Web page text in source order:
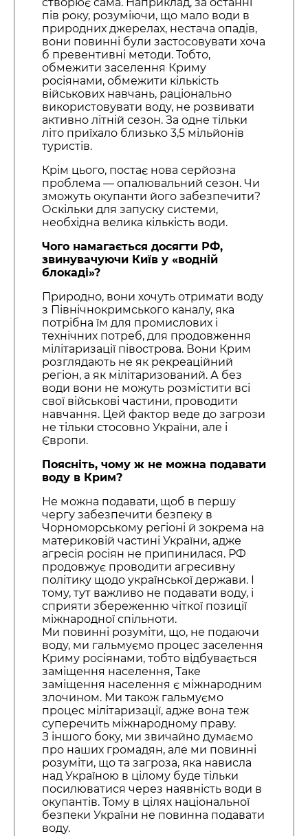
створює сама. Наприклад, за останні
пів року, розуміючи, що мало води в
природних джерелах, нестача опадів,
вони повинні були застосовувати хоча
б превентивні методи. Тобто,
обмежити заселення Криму
росіянами, обмежити кількість
військових навчань, раціонально
використовувати воду, не розвивати
активно літній сезон. За одне тільки
літо приїхало близько 3,5 мільйонів
туристів.
Крім цього, постає нова серйозна
проблема — опалювальний сезон. Чи
зможуть окупанти його забезпечити?
Оскільки для запуску системи,
необхідна велика кількість води.
Чого намагається досягти РФ,
звинувачуючи Київ у «водній
блокаді»?
Природно, вони хочуть отримати воду
з Північнокримського каналу, яка
потрібна їм для промислових і
технічних потреб, для продовження
мілітаризації півострова. Вони Крим
розглядають не як рекреаційний
регіон, а як мілітаризований. А без
води вони не можуть розмістити всі
свої військові частини, проводити
навчання. Цей фактор веде до загрози
не тільки стосовно України, але і
Європи.
Поясніть, чому ж не можна подавати
воду в Крим?
Не можна подавати, щоб в першу
чергу забезпечити безпеку в
Чорноморському регіоні й зокрема на
материковій частині України, адже
агресія росіян не припинилася. РФ
продовжує проводити агресивну
політику щодо української держави. І
тому, тут важливо не подавати воду, і
сприяти збереженню чіткої позиції
міжнародної спільноти.
Ми повинні розуміти, що, не подаючи
воду, ми гальмуємо процес заселення
Криму росіянами, тобто відбувається
заміщення населення, Таке
заміщення населення є міжнародним
злочином. Ми також гальмуємо
процес мілітаризації, адже вона теж
суперечить міжнародному праву.
З іншого боку, ми звичайно думаємо
про наших громадян, але ми повинні
розуміти, що та загроза, яка нависла
над Україною в цілому буде тільки
посилюватися через наявність води в
окупантів. Тому в цілях національної
безпеки України не повинна подавати
воду.